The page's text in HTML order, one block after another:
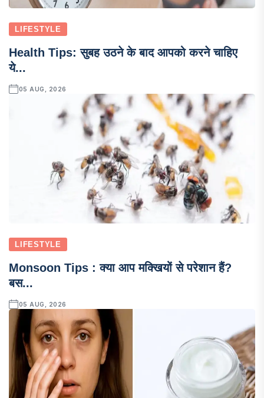
LIFESTYLE
Health Tips: सुबह उठने के बाद आपको करने चाहिए
ये...
05 AUG, 2026
LIFESTYLE
Monsoon Tips : क्या आप मक्खियों से परेशान हैं?
बस...
05 AUG, 2026